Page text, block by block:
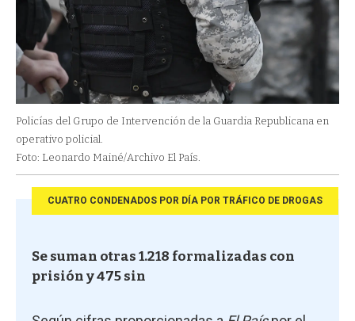
Policías del Grupo de Intervención de la Guardia Republicana en
operativo policial.
Foto: Leonardo Mainé/Archivo El País.
CUATRO CONDENADOS POR DÍA POR TRÁFICO DE DROGAS
Se suman otras 1.218 formalizadas con
prisión y 475 sin